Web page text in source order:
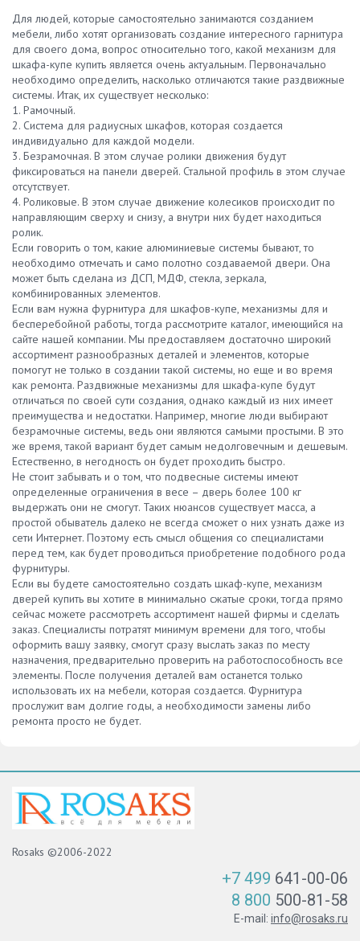
Для людей, которые самостоятельно занимаются созданием
мебели, либо хотят организовать создание интересного гарнитура
для своего дома, вопрос относительно того, какой механизм для
шкафа-купе купить является очень актуальным. Первоначально
необходимо определить, насколько отличаются такие раздвижные
системы. Итак, их существует несколько:
1. Рамочный.
2. Система для радиусных шкафов, которая создается
индивидуально для каждой модели.
3. Безрамочная. В этом случае ролики движения будут
фиксироваться на панели дверей. Стальной профиль в этом случае
отсутствует.
4. Роликовые. В этом случае движение колесиков происходит по
направляющим сверху и снизу, а внутри них будет находиться
ролик.
Если говорить о том, какие алюминиевые системы бывают, то
необходимо отмечать и само полотно создаваемой двери. Она
может быть сделана из ДСП, МДФ, стекла, зеркала,
комбинированных элементов.
Если вам нужна фурнитура для шкафов-купе, механизмы для и
бесперебойной работы, тогда рассмотрите каталог, имеющийся на
сайте нашей компании. Мы предоставляем достаточно широкий
ассортимент разнообразных деталей и элементов, которые
помогут не только в создании такой системы, но еще и во время
как ремонта. Раздвижные механизмы для шкафа-купе будут
отличаться по своей сути создания, однако каждый из них имеет
преимущества и недостатки. Например, многие люди выбирают
безрамочные системы, ведь они являются самыми простыми. В это
же время, такой вариант будет самым недолговечным и дешевым.
Естественно, в негодность он будет проходить быстро.
Не стоит забывать и о том, что подвесные системы имеют
определенные ограничения в весе – дверь более 100 кг
выдержать они не смогут. Таких нюансов существует масса, а
простой обыватель далеко не всегда сможет о них узнать даже из
сети Интернет. Поэтому есть смысл общения со специалистами
перед тем, как будет проводиться приобретение подобного рода
фурнитуры.
Если вы будете самостоятельно создать шкаф-купе, механизм
дверей купить вы хотите в минимально сжатые сроки, тогда прямо
сейчас можете рассмотреть ассортимент нашей фирмы и сделать
заказ. Специалисты потратят минимум времени для того, чтобы
оформить вашу заявку, смогут сразу выслать заказ по месту
назначения, предварительно проверить на работоспособность все
элементы. После получения деталей вам останется только
использовать их на мебели, которая создается. Фурнитура
прослужит вам долгие годы, а необходимости замены либо
ремонта просто не будет.
Rosaks ©2006-2022
+7 499 641-00-06
8 800 500-81-58
E-mail: info@rosaks.ru